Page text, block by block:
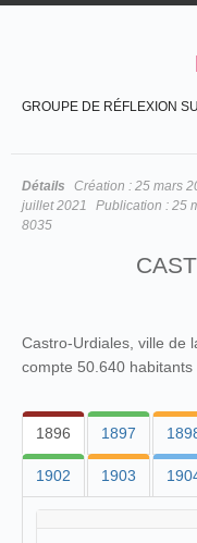
GROUPE DE RÉFLEXION
Détails Création : 25 mars
juillet 2021
Publication : 25
8035
Castro-Urdiales, ville de
compte 50.640 habitants
1896 1897
1902 1903